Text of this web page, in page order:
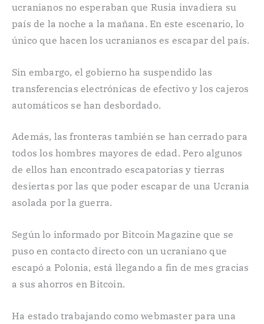
ucranianos no esperaban que Rusia invadiera su
país de la noche a la mañana. En este escenario, lo
único que hacen los ucranianos es escapar del país.
Sin embargo, el gobierno ha suspendido las
transferencias electrónicas de efectivo y los cajeros
automáticos se han desbordado.
Además, las fronteras también se han cerrado para
todos los hombres mayores de edad. Pero algunos
de ellos han encontrado escapatorias y tierras
desiertas por las que poder escapar de una Ucrania
asolada por la guerra.
Según lo informado por Bitcoin Magazine que se
puso en contacto directo con un ucraniano que
escapó a Polonia, está llegando a fin de mes gracias
a sus ahorros en Bitcoin.
Ha estado trabajando como webmaster para una